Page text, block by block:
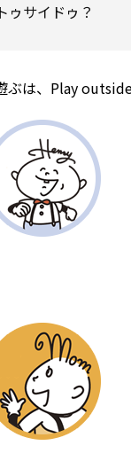
サイドゥ？
ぶは、Play